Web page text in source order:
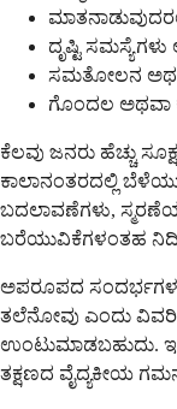
ದೃಷ್ಟಿ
ಸಮತೋಲನ
ಗೊಂದಲ ಅಥವಾ
ಕೆಲವು ಜನರು ಹೆಚ್ಚು
ಕಾಲಾನಂತರದಲ್ಲಿ
ಬದಲಾವಣೆಗಳು,
ಬರೆಯುವಿಕೆಗಳಂತಹ
ಅಪರೂಪದ
ತಲೆನೋವು ಎಂದು
ಉಂಟುಮಾಡಬಹುದು.
ತಕ್ಷಣದ ವೈದ್ಯಕೀಯ